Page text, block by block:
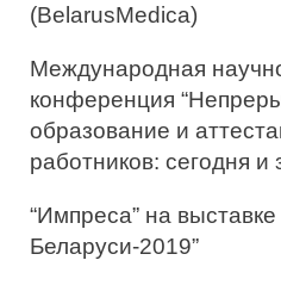
(BelarusMedica)
Международная
конференция
образование и
работников: сегодня и
“Импреса” на
Беларуси-2019”